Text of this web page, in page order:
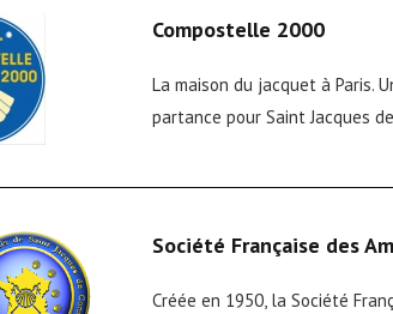
Compostelle 2000
La maison du jacquet à Paris.
partance pour Saint Jacques
Société Française des
Créée en 1950, la Société